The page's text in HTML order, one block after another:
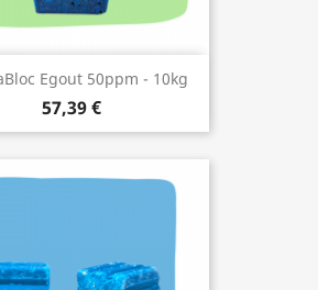
Egout 50ppm - 10kg
57,39 €